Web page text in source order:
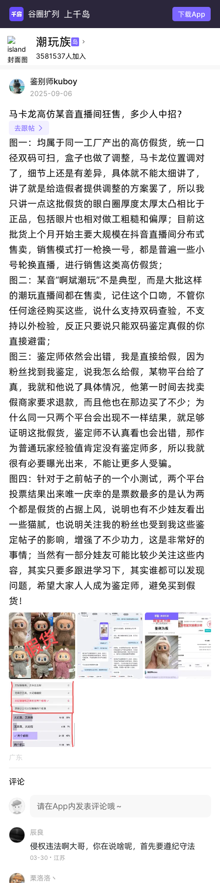
谷圈扩列 上千岛 下载App
潮玩族 岛 
3581537人加入
鉴别师kuboy
2025-09-06
马卡龙高仿某音直播间狂售，多少人中招？
去跟帖 
图一：均属于同一工厂产出的高仿假货，统一口
径双码可扫，盒子也做了调整，马卡龙位置调对
了，细节上还是有差异，具体就不能太细讲了，
讲了就是给造假者提供调整的方案罢了，所以我
只讲一点这批假货的眼白圈厚度太厚太凸相比于
正品，包括眼片也相对做工粗糙和偏厚；目前这
批货上个月开始主要大规模在抖音直播间分布式
售卖，销售模式打一枪换一号，都是普遍一些小
号轮换直播，进行销售这类高仿假货；
图二：某音“啊斌潮玩”不是典型，而是大批这样
的潮玩直播间都在售卖，记住这个口吻，不管你
任何途径购买这些，说什么支持双码查验，不支
持以外检验，反正只要说只能双码鉴定真假的你
直接避雷；
图三：鉴定师依然会出错，我是直接给假，因为
粉丝找到我鉴定，说我怎么给假，某物平台给了
真，我就和他说了具体情况，他第一时间去找卖
假商家要求退款，而且他也在那边买了不少；为
什么同一只两个平台会出现不一样结果，就足够
证明这批假货，鉴定师不认真看也会出错，那作
为普通玩家经验值肯定没有鉴定师多，所以我就
很有必要曝光出来，不能让更多人受骗。
图四：针对于之前帖子的一个小测试，两个平台
投票结果出来唯一庆幸的是票数最多的是认为两
个都是假货的占据上风，说明也有不少娃友看出
一些猫腻，也说明关注我的粉丝也受到我这些鉴
定帖子的影响，增强了不少功力，这是非常好的
事情；当然有一部分娃友可能比较少关注这些内
容，其实只要多跟进学习下，其实谁都可以发现
问题，希望大家人人成为鉴定师，避免买到假
货！
广东
评论
请在App内发表评论哦～
辰良
侵权违法啊大哥，你在说啥呢，首先要遵纪守法
03-30・江苏
栗洛洛丶